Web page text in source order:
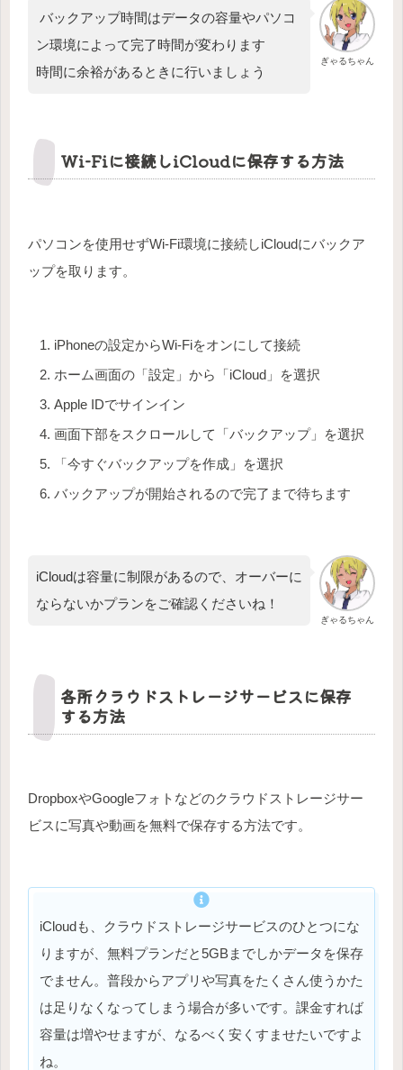
ぎゃるちゃん
バックアップ時間はデータの容量やパソコ
ン環境によって完了時間が変わります
時間に余裕があるときに行いましょう
Wi-Fiに接続しiCloudに保存する方法
パソコンを使用せずWi-Fi環境に接続しiCloudにバックア
ップを取ります。
iPhoneの設定からWi-Fiをオンにして接続
ホーム画面の「設定」から「iCloud」を選択
Apple IDでサインイン
画面下部をスクロールして「バックアップ」を選択
「今すぐバックアップを作成」を選択
バックアップが開始されるので完了まで待ちます
ぎゃるちゃん
iCloudは容量に制限があるので、オーバーに
ならないかプランをご確認くださいね！
各所クラウドストレージサービスに保存
する方法
DropboxやGoogleフォトなどのクラウドストレージサー
ビスに写真や動画を無料で保存する方法です。
iCloudも、クラウドストレージサービスのひとつにな
りますが、無料プランだと5GBまでしかデータを保存
でません。普段からアプリや写真をたくさん使うかた
は足りなくなってしまう場合が多いです。課金すれば
容量は増やせますが、なるべく安くすませたいですよ
ね。